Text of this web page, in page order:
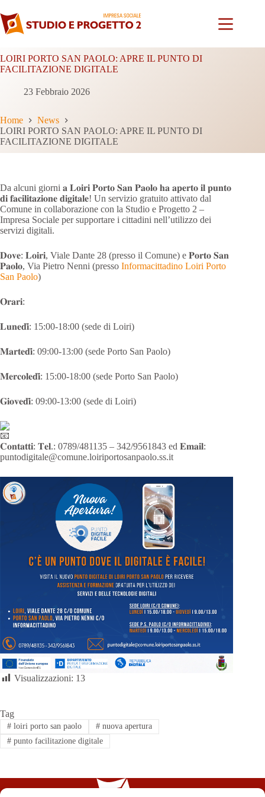
al
contenuto
LOIRI PORTO SAN PAOLO: APRE IL PUNTO DI
FACILITAZIONE DIGITALE
23 Febbraio 2026
Home
News
LOIRI PORTO SAN PAOLO: APRE IL PUNTO DI
FACILITAZIONE DIGITALE
Da alcuni giorni 𝐚 𝐋𝐨𝐢𝐫𝐢 𝐏𝐨𝐫𝐭𝐨 𝐒𝐚𝐧 𝐏𝐚𝐨𝐥𝐨 𝐡𝐚 𝐚𝐩𝐞𝐫𝐭𝐨 𝐢𝐥 𝐩𝐮𝐧𝐭𝐨
𝐝𝐢 𝐟𝐚𝐜𝐢𝐥𝐢𝐭𝐚𝐳𝐢𝐨𝐧𝐞 𝐝𝐢𝐠𝐢𝐭𝐚𝐥𝐞! Un servizio gratuito attivato dal
Comune in collaborazione con la Studio e Progetto 2 –
Impresa Sociale per supportare i cittadini nell’utilizzo dei
servizi digitali.
𝐃𝐨𝐯𝐞: 𝐋𝐨𝐢𝐫𝐢, Viale Dante 28 (presso il Comune) e 𝐏𝐨𝐫𝐭𝐨 𝐒𝐚𝐧
𝐏𝐚𝐨𝐥𝐨, Via Pietro Nenni (presso Informacittadino Loiri Porto
San Paolo)
𝐎𝐫𝐚𝐫𝐢:
𝐋𝐮𝐧𝐞𝐝𝐢̀: 15:00-18:00 (sede di Loiri)
𝐌𝐚𝐫𝐭𝐞𝐝𝐢̀: 09:00-13:00 (sede Porto San Paolo)
𝐌𝐞𝐫𝐜𝐨𝐥𝐞𝐝𝐢̀: 15:00-18:00 (sede Porto San Paolo)
𝐆𝐢𝐨𝐯𝐞𝐝𝐢̀: 09:00-13:00 (sede di Loiri)
𝐂𝐨𝐧𝐭𝐚𝐭𝐭𝐢: 𝐓𝐞𝐥.: 0789/481135 – 342/9561843 ed 𝐄𝐦𝐚𝐢𝐥:
puntodigitale@comune.loiriportosanpaolo.ss.it
Visualizzazioni: 13
Tag
#loiri porto san paolo #nuova apertura
#punto facilitazione digitale